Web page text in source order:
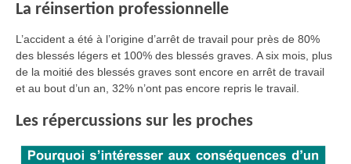
La réinsertion professionnelle
L’accident a été à l’origine d’arrêt de travail pour près de 80%
des blessés légers et 100% des blessés graves. A six mois, plus
de la moitié des blessés graves sont encore en arrêt de travail
et au bout d’un an, 32% n’ont pas encore repris le travail.
Les répercussions sur les proches